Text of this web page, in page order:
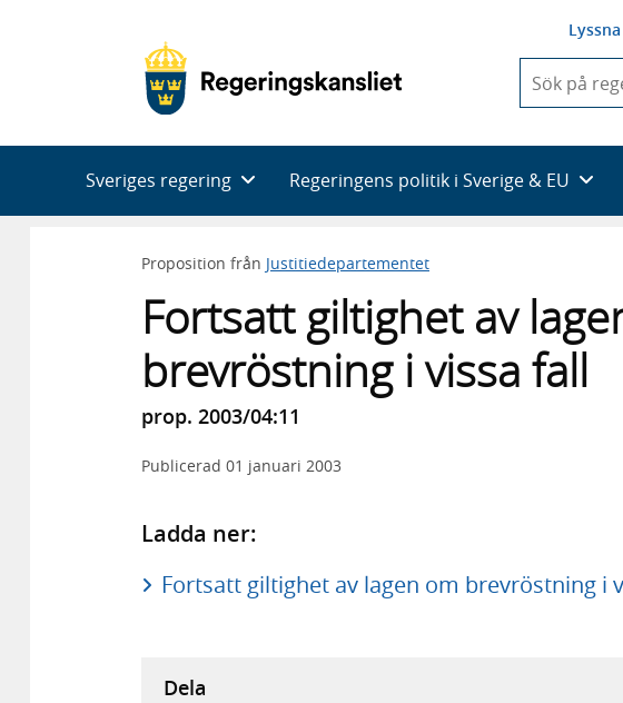
Lyssna
du
skriva
framträder
en
Sveriges regering Regeringens politik i Sverige & EU
Proposition från Justitiedepartementet
Fortsatt giltighet av
brevröstning i vissa fall
prop. 2003/04:11
Publicerad 01 januari 2003
Ladda ner:
Fortsatt giltighet av lagen om brevröstning i
Dela